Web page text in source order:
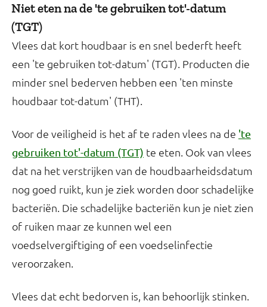
Niet eten na de 'te gebruiken tot'-datum
(TGT)
Vlees dat kort houdbaar is en snel bederft heeft
een 'te gebruiken tot-datum' (TGT). Producten die
minder snel bederven hebben een 'ten minste
houdbaar tot-datum' (THT).
Voor de veiligheid is het af te raden vlees na de 'te
gebruiken tot'-datum (TGT) te eten. Ook van vlees
dat na het verstrijken van de houdbaarheidsdatum
nog goed ruikt, kun je ziek worden door schadelijke
bacteriën. Die schadelijke bacteriën kun je niet zien
of ruiken maar ze kunnen wel een
voedselvergiftiging of een voedselinfectie
veroorzaken.
Vlees dat echt bedorven is, kan behoorlijk stinken.